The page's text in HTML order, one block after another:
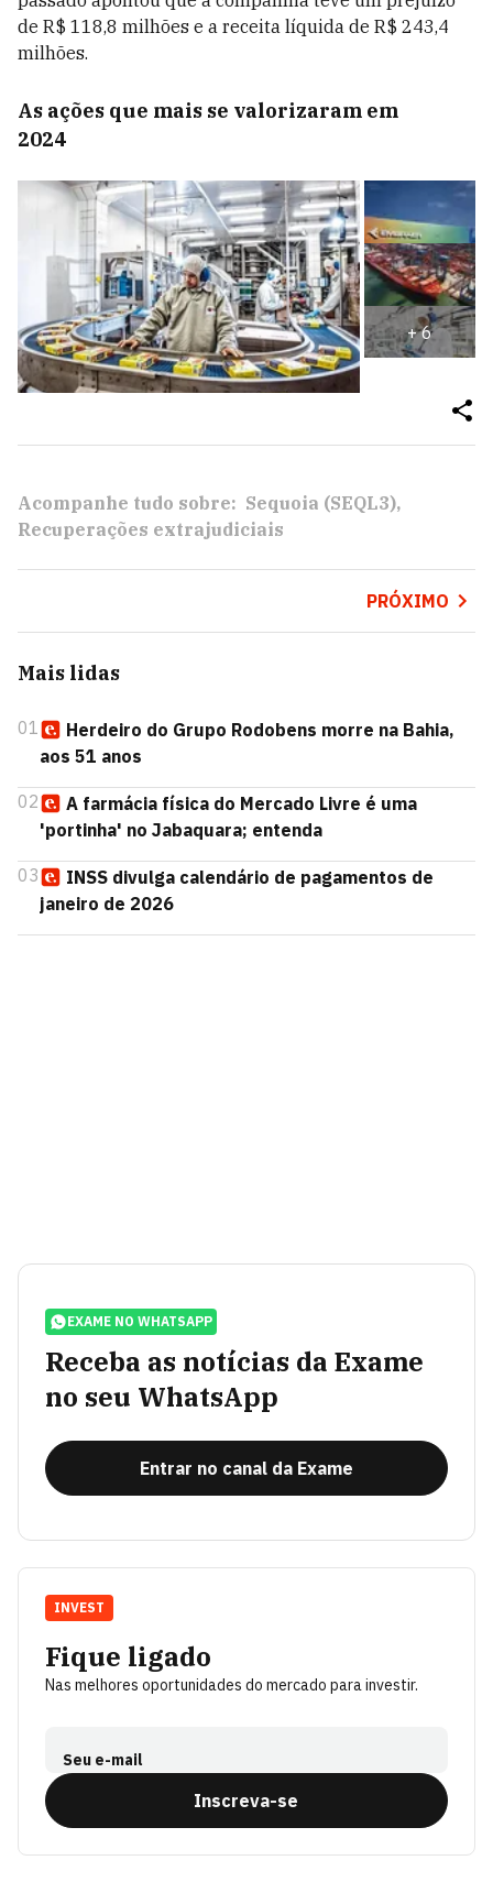
de R$ 118,8 milhões e a receita líquida de R$ 243,4
milhões.
As ações que mais se valorizaram em
2024
+6
Acompanhe tudo sobre: Sequoia (SEQL3)
Recuperações extrajudiciais
PRÓXIMO
Mais lidas
01
Herdeiro do Grupo Rodobens morre na Bahia,
aos 51 anos
02
A farmácia física do Mercado Livre é uma
'portinha' no Jabaquara; entenda
03
INSS divulga calendário de pagamentos de
janeiro de 2026
EXAME NO WHATSAPP
Receba as notícias da Exame
no seu WhatsApp
Entrar no canal da Exame
Fique ligado
Nas melhores oportunidades do mercado para investir.
Seu e-mail
Inscreva-se
INVEST